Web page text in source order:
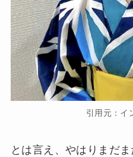
引用元：イ
とは言え、やはりまだ